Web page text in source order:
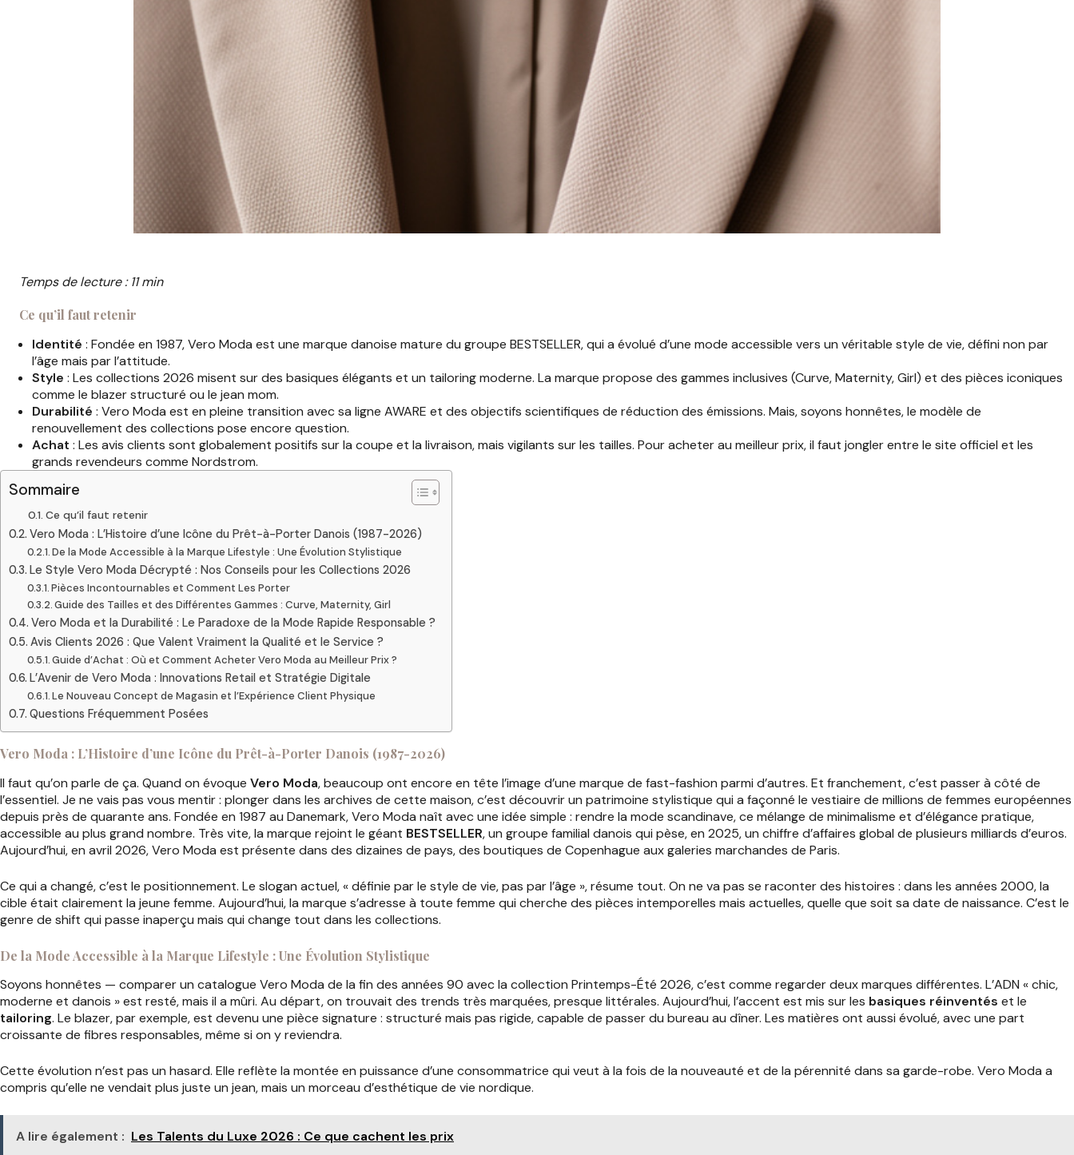
Temps de lecture : 11 min
Ce qu’il faut retenir
Identité : Fondée en 1987, Vero Moda est une marque danoise mature du groupe BESTSELLER, qui a évolué d’une mode accessible vers un véritable style de vie, défini non par
l’âge mais par l’attitude.
Style : Les collections 2026 misent sur des basiques élégants et un tailoring moderne. La marque propose des gammes inclusives (Curve, Maternity, Girl) et des pièces iconiques
comme le blazer structuré ou le jean mom.
Durabilité : Vero Moda est en pleine transition avec sa ligne AWARE et des objectifs scientifiques de réduction des émissions. Mais, soyons honnêtes, le modèle de
renouvellement des collections pose encore question.
Achat : Les avis clients sont globalement positifs sur la coupe et la livraison, mais vigilants sur les tailles. Pour acheter au meilleur prix, il faut jongler entre le site officiel et les
grands revendeurs comme Nordstrom.
Sommaire
Ce qu’il faut retenir
Vero Moda : L’Histoire d’une Icône du Prêt-à-Porter Danois (1987-2026)
De la Mode Accessible à la Marque Lifestyle : Une Évolution Stylistique
Le Style Vero Moda Décrypté : Nos Conseils pour les Collections 2026
Pièces Incontournables et Comment Les Porter
Guide des Tailles et des Différentes Gammes : Curve, Maternity, Girl
Vero Moda et la Durabilité : Le Paradoxe de la Mode Rapide Responsable ?
Avis Clients 2026 : Que Valent Vraiment la Qualité et le Service ?
Guide d’Achat : Où et Comment Acheter Vero Moda au Meilleur Prix ?
L’Avenir de Vero Moda : Innovations Retail et Stratégie Digitale
Le Nouveau Concept de Magasin et l’Expérience Client Physique
Questions Fréquemment Posées
Vero Moda : L’Histoire d’une Icône du Prêt-à-Porter Danois (1987-2026)
Il faut qu’on parle de ça. Quand on évoque Vero Moda, beaucoup ont encore en tête l’image d’une marque de fast-fashion parmi d’autres. Et franchement, c’est passer à côté de
l’essentiel. Je ne vais pas vous mentir : plonger dans les archives de cette maison, c’est découvrir un patrimoine stylistique qui a façonné le vestiaire de millions de femmes européennes
depuis près de quarante ans. Fondée en 1987 au Danemark, Vero Moda naît avec une idée simple : rendre la mode scandinave, ce mélange de minimalisme et d’élégance pratique,
accessible au plus grand nombre. Très vite, la marque rejoint le géant BESTSELLER, un groupe familial danois qui pèse, en 2025, un chiffre d’affaires global de plusieurs milliards d’euros.
Aujourd’hui, en avril 2026, Vero Moda est présente dans des dizaines de pays, des boutiques de Copenhague aux galeries marchandes de Paris.
Ce qui a changé, c’est le positionnement. Le slogan actuel, « définie par le style de vie, pas par l’âge », résume tout. On ne va pas se raconter des histoires : dans les années 2000, la
cible était clairement la jeune femme. Aujourd’hui, la marque s’adresse à toute femme qui cherche des pièces intemporelles mais actuelles, quelle que soit sa date de naissance. C’est le
genre de shift qui passe inaperçu mais qui change tout dans les collections.
De la Mode Accessible à la Marque Lifestyle : Une Évolution Stylistique
Soyons honnêtes — comparer un catalogue Vero Moda de la fin des années 90 avec la collection Printemps-Été 2026, c’est comme regarder deux marques différentes. L’ADN « chic,
moderne et danois » est resté, mais il a mûri. Au départ, on trouvait des trends très marquées, presque littérales. Aujourd’hui, l’accent est mis sur les basiques réinventés et le
tailoring. Le blazer, par exemple, est devenu une pièce signature : structuré mais pas rigide, capable de passer du bureau au dîner. Les matières ont aussi évolué, avec une part
croissante de fibres responsables, même si on y reviendra.
Cette évolution n’est pas un hasard. Elle reflète la montée en puissance d’une consommatrice qui veut à la fois de la nouveauté et de la pérennité dans sa garde-robe. Vero Moda a
compris qu’elle ne vendait plus juste un jean, mais un morceau d’esthétique de vie nordique.
A lire également : Les Talents du Luxe 2026 : Ce que cachent les prix